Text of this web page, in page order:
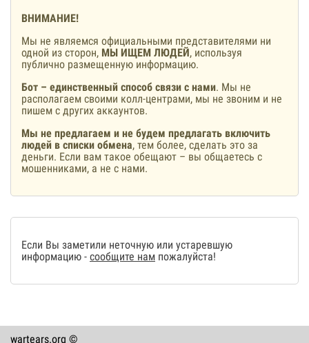
ВНИМАНИЕ!
Мы не являемся официальными представителями ни
одной из сторон, МЫ ИЩЕМ ЛЮДЕЙ, используя
публично размещенную информацию.
Бот – единственный способ связи с нами. Мы не
располагаем своими колл-центрами, мы не звоним и не
пишем с других аккаунтов.
Мы не предлагаем и не будем предлагать включить
людей в списки обмена, тем более, сделать это за
деньги. Если вам такое обещают – вы общаетесь с
мошенниками, а не с нами.
Если Вы заметили неточную или устаревшую
информацию - сообщите нам пожалуйста!
wartears.org ©